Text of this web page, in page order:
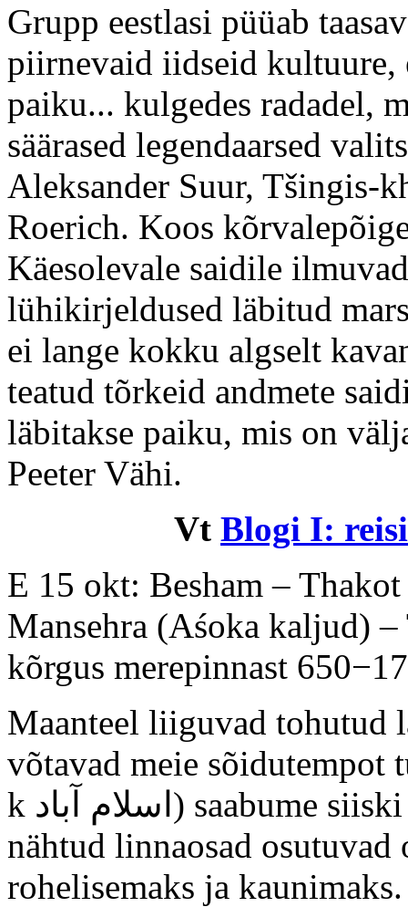
Grupp eestlasi püüab
piirnevaid iidseid
paiku... kulgedes radadel,
säärased legendaarsed
Aleksander Suur, Tšingis-
Roerich. Koos
Käesolevale saidile
lühikirjeldused läbitud
ei lange kokku algselt
teatud tõrkeid andmete
läbitakse paiku, mis on
Peeter Vähi.
Vt Blogi I:
E 15 okt: Besham –
Mansehra (Aśoka kaljud)
kõrgus merepinnast
Maanteel liiguvad tohutud
võtavad meie sõidutempot
k اسلام آباد) saabume siiski päevavalges. Linn või vähemalt
nähtud linnaosad osutuvad
rohelisemaks ja kaunimaks.